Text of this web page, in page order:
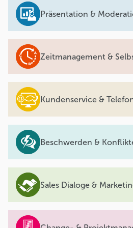
Präsentation &
Zeitmanagement &
Kundenservice &
Beschwerden &
Sales Dialoge &